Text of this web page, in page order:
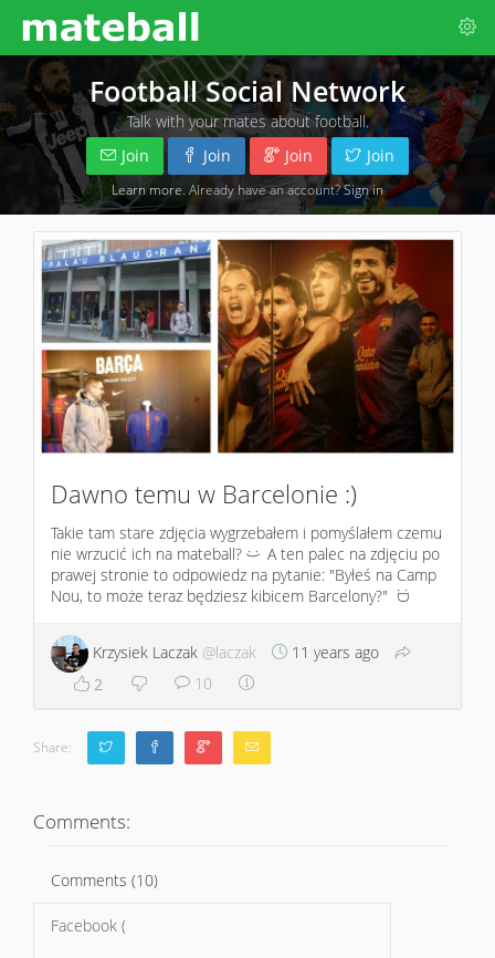
Football Social Network
Talk with your mates about football.
Join
Join Join Join
Learn more . Already have an account?Sign in
Dawno temu w Barcelonie :)
Takie tam stare zdjęcia wygrzebałem i pomyślałem czemu
nie wrzucić ich na mateball? :)
A ten palec na zdjęciu po
prawej stronie to odpowiedz na pytanie: "Byłeś na Camp
Nou, to może teraz będziesz kibicem Barcelony?"
:D
Krzysiek Laczak @laczak
11 years ago
2
10
Share:
Comments:
Comments (10)
Facebook (